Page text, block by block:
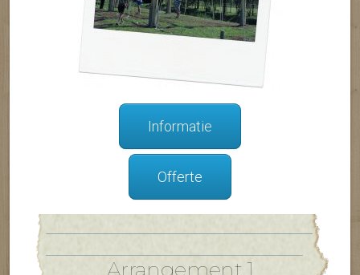
Informatie
Offerte
Arrangement 1